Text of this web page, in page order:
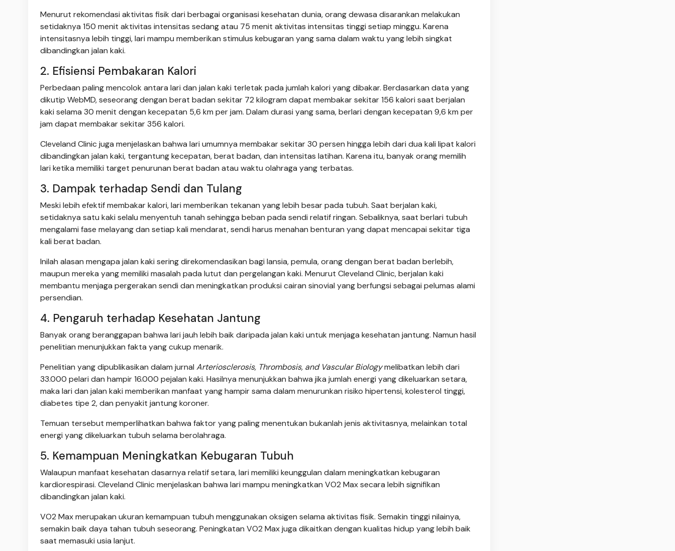
Menurut rekomendasi aktivitas fisik dari berbagai organisasi kesehatan dunia, orang dewasa disarankan melakukan
setidaknya 150 menit aktivitas intensitas sedang atau 75 menit aktivitas intensitas tinggi setiap minggu. Karena
intensitasnya lebih tinggi, lari mampu memberikan stimulus kebugaran yang sama dalam waktu yang lebih singkat
dibandingkan jalan kaki.
2. Efisiensi Pembakaran Kalori
Perbedaan paling mencolok antara lari dan jalan kaki terletak pada jumlah kalori yang dibakar. Berdasarkan data yang
dikutip WebMD, seseorang dengan berat badan sekitar 72 kilogram dapat membakar sekitar 156 kalori saat berjalan
kaki selama 30 menit dengan kecepatan 5,6 km per jam. Dalam durasi yang sama, berlari dengan kecepatan 9,6 km per
jam dapat membakar sekitar 356 kalori.
Cleveland Clinic juga menjelaskan bahwa lari umumnya membakar sekitar 30 persen hingga lebih dari dua kali lipat kalori
dibandingkan jalan kaki, tergantung kecepatan, berat badan, dan intensitas latihan. Karena itu, banyak orang memilih
lari ketika memiliki target penurunan berat badan atau waktu olahraga yang terbatas.
3. Dampak terhadap Sendi dan Tulang
Meski lebih efektif membakar kalori, lari memberikan tekanan yang lebih besar pada tubuh. Saat berjalan kaki,
setidaknya satu kaki selalu menyentuh tanah sehingga beban pada sendi relatif ringan. Sebaliknya, saat berlari tubuh
mengalami fase melayang dan setiap kali mendarat, sendi harus menahan benturan yang dapat mencapai sekitar tiga
kali berat badan.
Inilah alasan mengapa jalan kaki sering direkomendasikan bagi lansia, pemula, orang dengan berat badan berlebih,
maupun mereka yang memiliki masalah pada lutut dan pergelangan kaki. Menurut Cleveland Clinic, berjalan kaki
membantu menjaga pergerakan sendi dan meningkatkan produksi cairan sinovial yang berfungsi sebagai pelumas alami
persendian.
4. Pengaruh terhadap Kesehatan Jantung
Banyak orang beranggapan bahwa lari jauh lebih baik daripada jalan kaki untuk menjaga kesehatan jantung. Namun hasil
penelitian menunjukkan fakta yang cukup menarik.
Penelitian yang dipublikasikan dalam jurnal Arteriosclerosis, Thrombosis, and Vascular Biologymelibatkan lebih dari
33.000 pelari dan hampir 16.000 pejalan kaki. Hasilnya menunjukkan bahwa jika jumlah energi yang dikeluarkan setara,
maka lari dan jalan kaki memberikan manfaat yang hampir sama dalam menurunkan risiko hipertensi, kolesterol tinggi,
diabetes tipe 2, dan penyakit jantung koroner.
Temuan tersebut memperlihatkan bahwa faktor yang paling menentukan bukanlah jenis aktivitasnya, melainkan total
energi yang dikeluarkan tubuh selama berolahraga.
5. Kemampuan Meningkatkan Kebugaran Tubuh
Walaupun manfaat kesehatan dasarnya relatif setara, lari memiliki keunggulan dalam meningkatkan kebugaran
kardiorespirasi. Cleveland Clinic menjelaskan bahwa lari mampu meningkatkan VO2 Max secara lebih signifikan
dibandingkan jalan kaki.
VO2 Max merupakan ukuran kemampuan tubuh menggunakan oksigen selama aktivitas fisik. Semakin tinggi nilainya,
semakin baik daya tahan tubuh seseorang. Peningkatan VO2 Max juga dikaitkan dengan kualitas hidup yang lebih baik
saat memasuki usia lanjut.